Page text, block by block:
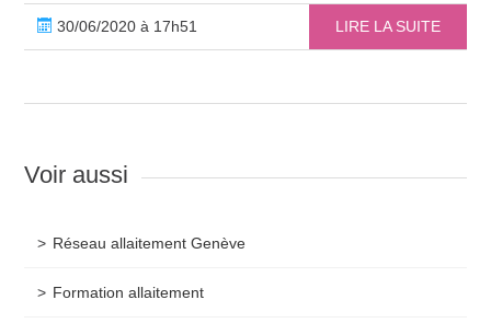
30/06/2020 à 17h51 LIRE LA SUITE
Voir aussi
Réseau allaitement Genève
Formation allaitement